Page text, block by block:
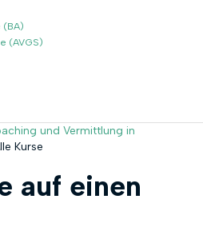
(BA)
(AVGS)
und Vermittlung in
Kurse
auf einen